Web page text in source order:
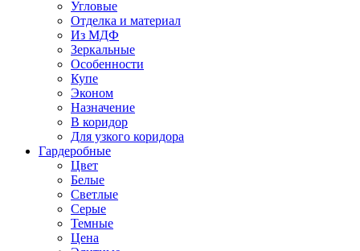
Угловые
Отделка и материал
Из МДФ
Зеркальные
Особенности
Купе
Эконом
Назначение
В коридор
Для узкого коридора
Гардеробные
Цвет
Белые
Светлые
Серые
Темные
Цена